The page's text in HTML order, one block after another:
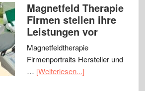
Magnetfeld Therapie
Firmen stellen ihre
Leistungen vor
Magnetfeldtherapie
Firmenportraits Hersteller und
… [Weiterlesen...]